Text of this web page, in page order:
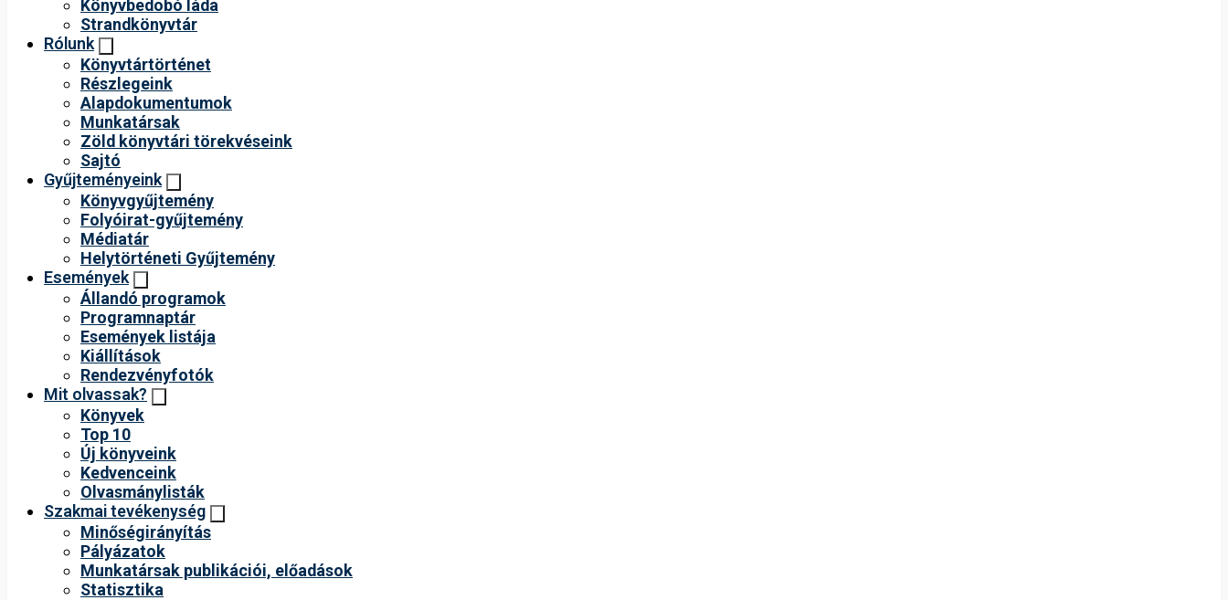
Könyvbedobó láda
Strandkönyvtár
Rólunk
Könyvtártörténet
Részlegeink
Alapdokumentumok
Munkatársak
Zöld könyvtári törekvéseink
Sajtó
Gyűjteményeink
Könyvgyűjtemény
Folyóirat-gyűjtemény
Médiatár
Helytörténeti Gyűjtemény
Események
Állandó programok
Programnaptár
Események listája
Kiállítások
Rendezvényfotók
Mit olvassak?
Könyvek
Top 10
Új könyveink
Kedvenceink
Olvasmánylisták
Szakmai tevékenység
Minőségirányítás
Pályázatok
Munkatársak publikációi, előadások
Statisztika